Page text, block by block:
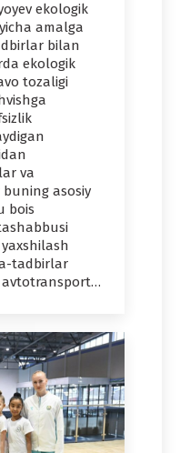
ekologik
amalga
bilan
ekologik
tozaligi
va
asosiy
bois
tadbirlar
avtotransport…